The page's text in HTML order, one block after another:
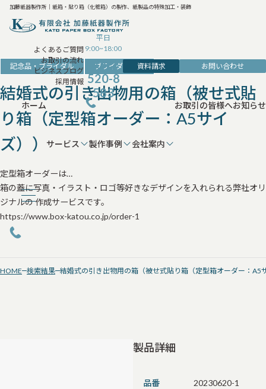
加藤紙器製作所｜紙箱・貼り箱（化粧箱）の製作、紙製品の特殊加工・装飾
よくあるご質問
お取引の流れ
ビジネスブログ
採用情報
平日
9:00~18:00
042-
520-8
583
資料請求 お問い合わせ
ホーム
サービス 製作事例 会社案内
お取引の皆様へお知らせ
記念品・ブライダル ブライダルの箱
結婚式の引き出物用の箱（被せ式貼
り箱（定型箱オーダー：A5サイ
ズ））
定型箱オーダーは…
箱の蓋に写真・イラスト・ロゴ等好きなデザインを入れられる弊社オリ
ジナルの 作成サービスです。
https://www.box-katou.co.jp/order-1
HOME 検索結果 結婚式の引き出物用の箱（被せ式貼り箱（定型箱オーダー：A5
製品詳細
品番 20230620-1